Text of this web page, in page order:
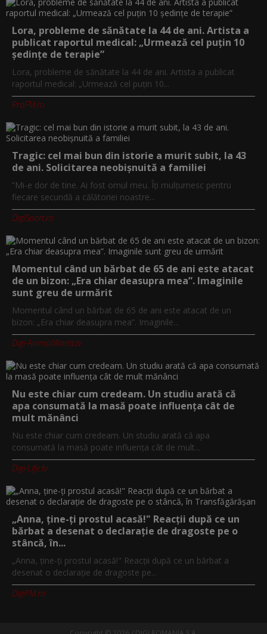
Lora, probleme de sănătate la 44 de ani. Artista a
publicat raportul medical: „Urmează cel puțin 10
ședințe de terapie”
Lora, probleme de sănătate la 44 de ani. Artista a publicat
raportul medical: „Urmează cel puțin 10...
ProFM.ro
Tragic: cel mai bun din istorie a murit subit, la 43
de ani. Solicitarea neobișnuită a familiei
”Mi-e dor de tine. Ai fost omul meu. Îți mulțumesc pentru
fiecare secundă a călătoriei noastre...
DigiSport.ro
Momentul când un bărbat de 65 de ani este atacat
de un bizon: „Era chiar deasupra mea”. Imaginile
sunt greu de urmărit
Momentul când un bărbat de 65 de ani este atacat de un
bizon: „Era chiar deasupra mea”. Imaginile...
Digi-AnimalWorld.tv
Nu este chiar cum credeam. Un studiu arată că
apa consumată la masă poate influența cât de
mult mănânci
Nu este chiar cum credeam. Un studiu arată că apa
consumată la masă poate influența cât de mult...
Digi-Life.tv
„Anna, ţine-ţi prostul acasă!" Reacţii după ce un
bărbat a desenat o declaraţie de dragoste pe o
stâncă, în...
„Anna, ţine-ţi prostul acasă!" Reacţii după ce un bărbat a
desenat o declaraţie de dragoste pe...
DigiFM.ro